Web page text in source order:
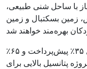
با ساحل شنی طبیعی،
زمین بسکتبال و زمین
برنامه پرداخت انعطاف‌پذیر شامل ۳۵٪ پیش‌پرداخت و ۶۵٪
پتانسیل بالایی برای